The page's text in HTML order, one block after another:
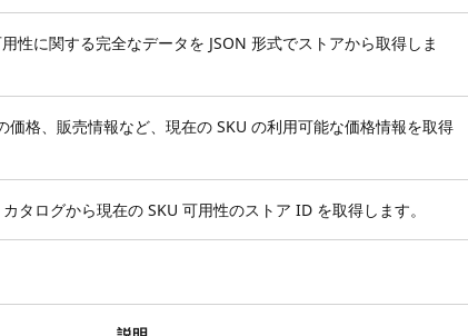
性に関する完全なデータを JSON 形式でストアから取得しま
価格、販売情報など、現在の SKU の利用可能な価格情報を取得
タログから現在の SKU 可用性のストア ID を取得します。